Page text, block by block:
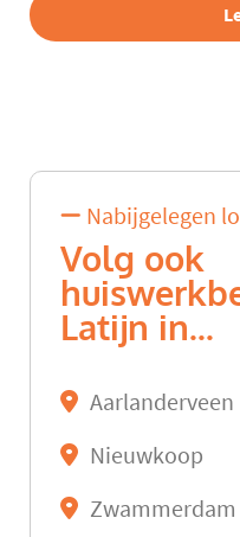
Nabijgelegen
Volg ook
Latijn in...
Aarlanderveen
Nieuwkoop
Zwammerdam